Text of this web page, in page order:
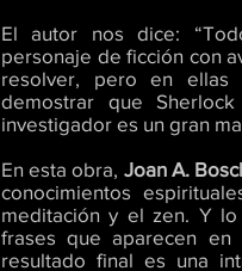
El autor nos dice:
personaje de ficción con
resolver, pero en ellas
demostrar que
investigador es un gran
En esta obra, Joan A.
conocimientos
meditación y el zen. Y lo
frases que aparecen en
resultado final es una